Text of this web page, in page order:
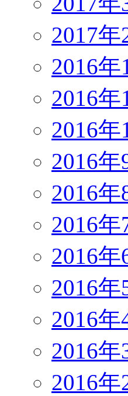
2017年
2016年
2016年
2016年
2016年
2016年
2016年
2016年
2016年
2016年
2016年
2016年